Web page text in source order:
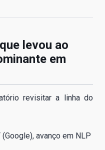
levou ao
em
revisitar a linha do
avanço em NLP